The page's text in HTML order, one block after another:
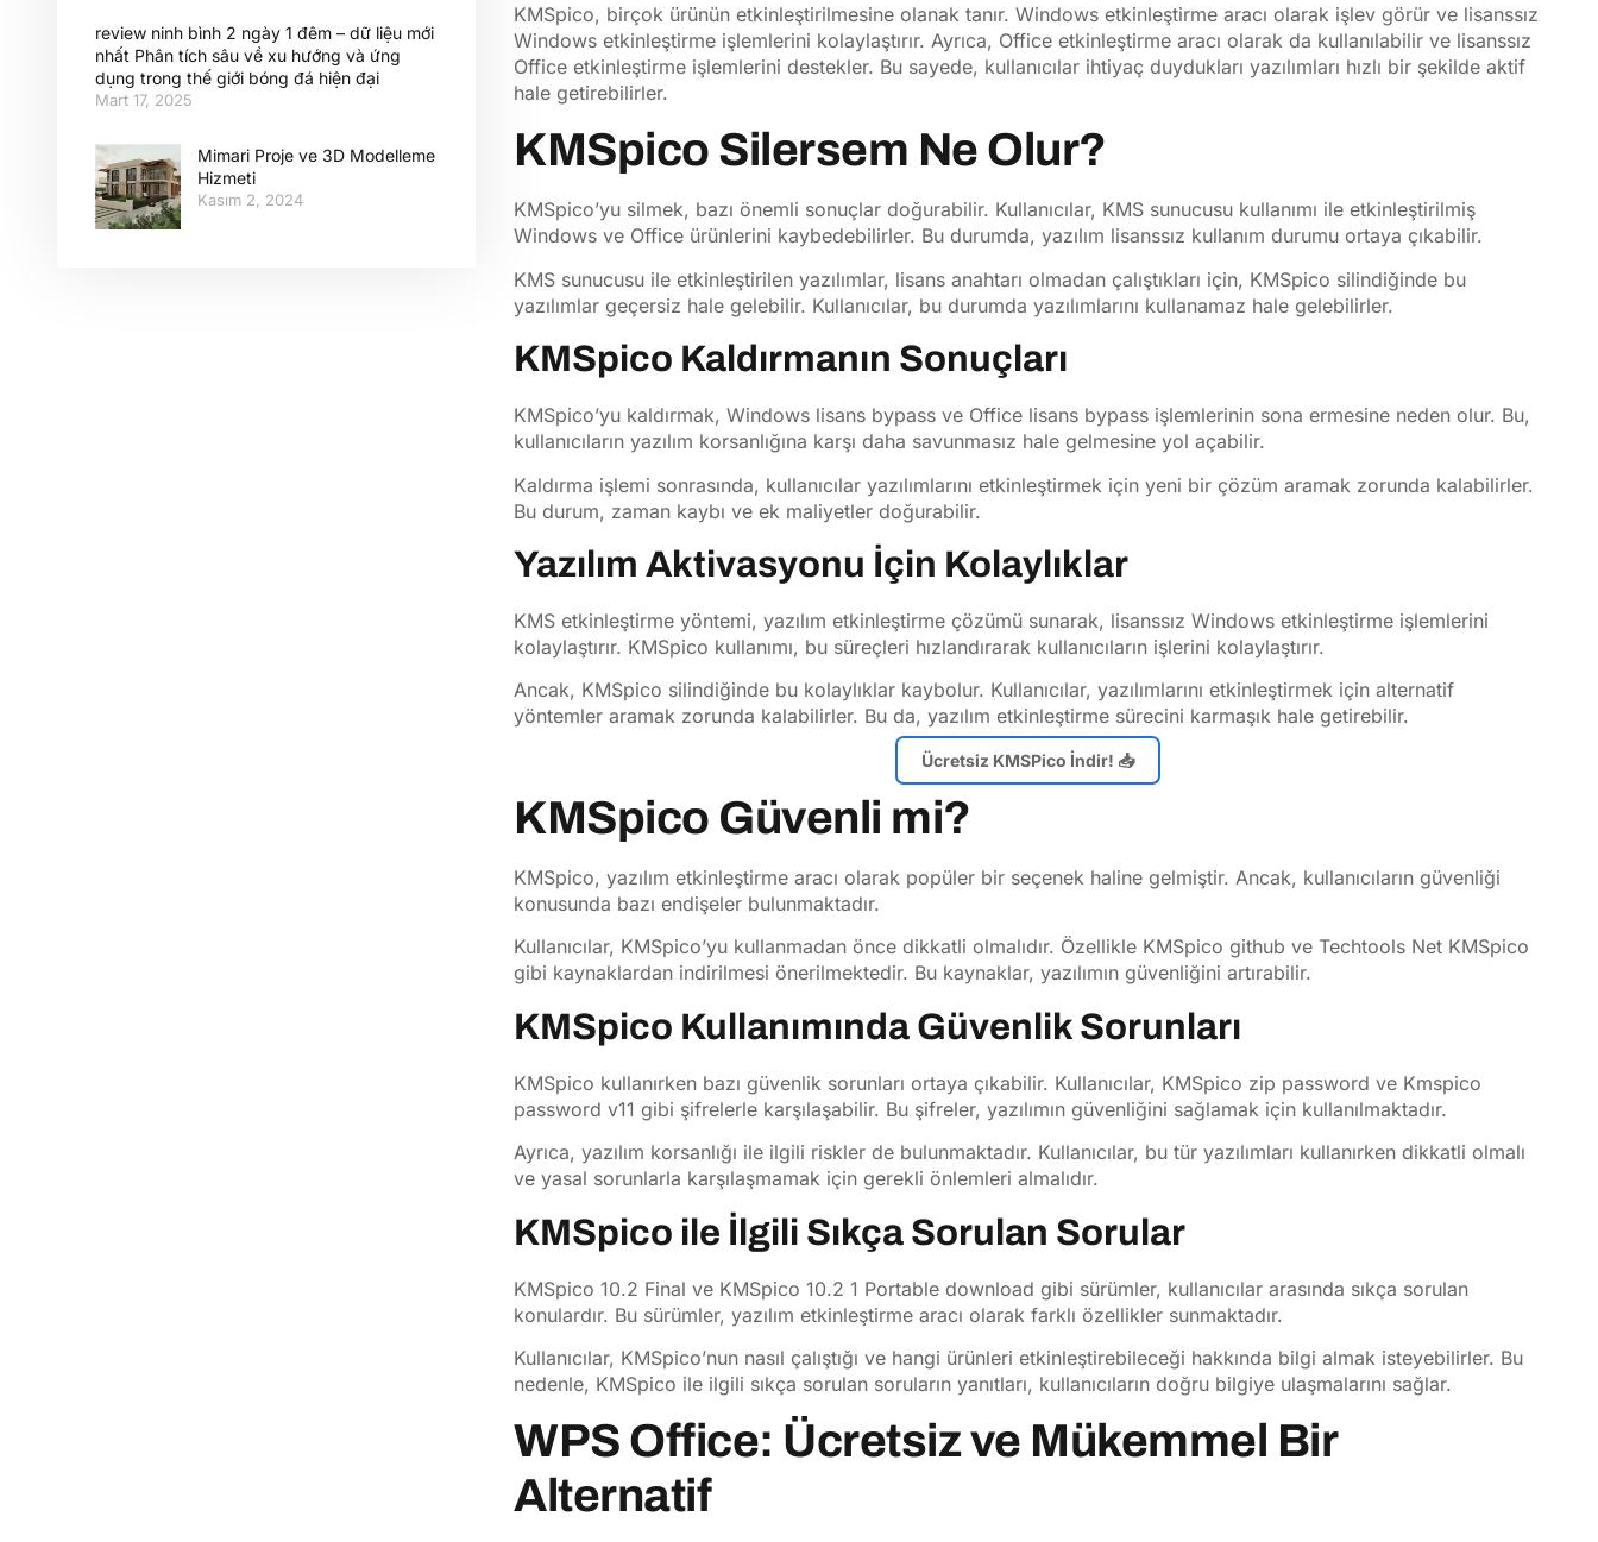
KMSpico, birçok ürünün etkinleştirilmesine olanak tanır. Windows etkinleştirme aracı olarak işlev görür ve lisanssız
Windows etkinleştirme işlemlerini kolaylaştırır. Ayrıca, Office etkinleştirme aracı olarak da kullanılabilir ve lisanssız
Office etkinleştirme işlemlerini destekler. Bu sayede, kullanıcılar ihtiyaç duydukları yazılımları hızlı bir şekilde aktif
hale getirebilirler.
KMSpico Silersem Ne Olur?
KMSpico’yu silmek, bazı önemli sonuçlar doğurabilir. Kullanıcılar, KMS sunucusu kullanımı ile etkinleştirilmiş
Windows ve Office ürünlerini kaybedebilirler. Bu durumda, yazılım lisanssız kullanım durumu ortaya çıkabilir.
KMS sunucusu ile etkinleştirilen yazılımlar, lisans anahtarı olmadan çalıştıkları için, KMSpico silindiğinde bu
yazılımlar geçersiz hale gelebilir. Kullanıcılar, bu durumda yazılımlarını kullanamaz hale gelebilirler.
KMSpico Kaldırmanın Sonuçları
KMSpico’yu kaldırmak, Windows lisans bypass ve Office lisans bypass işlemlerinin sona ermesine neden olur. Bu,
kullanıcıların yazılım korsanlığına karşı daha savunmasız hale gelmesine yol açabilir.
Kaldırma işlemi sonrasında, kullanıcılar yazılımlarını etkinleştirmek için yeni bir çözüm aramak zorunda kalabilirler.
Bu durum, zaman kaybı ve ek maliyetler doğurabilir.
Yazılım Aktivasyonu İçin Kolaylıklar
KMS etkinleştirme yöntemi, yazılım etkinleştirme çözümü sunarak, lisanssız Windows etkinleştirme işlemlerini
kolaylaştırır. KMSpico kullanımı, bu süreçleri hızlandırarak kullanıcıların işlerini kolaylaştırır.
Ancak, KMSpico silindiğinde bu kolaylıklar kaybolur. Kullanıcılar, yazılımlarını etkinleştirmek için alternatif
yöntemler aramak zorunda kalabilirler. Bu da, yazılım etkinleştirme sürecini karmaşık hale getirebilir.
Ücretsiz KMSPico İndir! 📥
KMSpico Güvenli mi?
KMSpico, yazılım etkinleştirme aracı olarak popüler bir seçenek haline gelmiştir. Ancak, kullanıcıların güvenliği
konusunda bazı endişeler bulunmaktadır.
Kullanıcılar, KMSpico’yu kullanmadan önce dikkatli olmalıdır. Özellikle KMSpico github ve Techtools Net KMSpico
gibi kaynaklardan indirilmesi önerilmektedir. Bu kaynaklar, yazılımın güvenliğini artırabilir.
KMSpico Kullanımında Güvenlik Sorunları
KMSpico kullanırken bazı güvenlik sorunları ortaya çıkabilir. Kullanıcılar, KMSpico zip password ve Kmspico
password v11 gibi şifrelerle karşılaşabilir. Bu şifreler, yazılımın güvenliğini sağlamak için kullanılmaktadır.
Ayrıca, yazılım korsanlığı ile ilgili riskler de bulunmaktadır. Kullanıcılar, bu tür yazılımları kullanırken dikkatli olmalı
ve yasal sorunlarla karşılaşmamak için gerekli önlemleri almalıdır.
KMSpico ile İlgili Sıkça Sorulan Sorular
KMSpico 10.2 Final ve KMSpico 10.2 1 Portable download gibi sürümler, kullanıcılar arasında sıkça sorulan
konulardır. Bu sürümler, yazılım etkinleştirme aracı olarak farklı özellikler sunmaktadır.
Kullanıcılar, KMSpico’nun nasıl çalıştığı ve hangi ürünleri etkinleştirebileceği hakkında bilgi almak isteyebilirler. Bu
nedenle, KMSpico ile ilgili sıkça sorulan soruların yanıtları, kullanıcıların doğru bilgiye ulaşmalarını sağlar.
WPS Office: Ücretsiz ve Mükemmel Bir
Alternatif
review ninh bình 2 ngày 1 đêm – dữ liệu mới
nhất Phân tích sâu về xu hướng và ứng
dụng trong thế giới bóng đá hiện đại
Mart 17, 2025
Mimari Proje ve 3D Modelleme
Hizmeti
Kasım 2, 2024